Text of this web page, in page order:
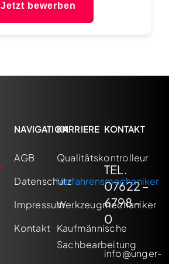
Jetzt bewerben
NAVIGATION
AGB
Datenschutz
Impressum
Kontakt
KARRIERE
Qualitätskontrolleur
Verfahrensmechaniker
Werkzeugmechaniker
Kaufmännische
Sachbearbeitung
KONTAKT
TEL.
07622 –
6798 –
0
info@unger-